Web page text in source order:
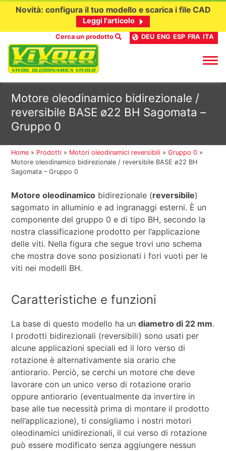
contenuto
Novità: configura il tuo modello e scarica i file CAD
Leggi l'articolo
Cerca un prodotto DEU ENG ESP FRA ITA
Motore oleodinamico bidirezionale /
reversibile BASE ø22 BH Sagomata –
Gruppo 0
Home » Prodotti » Motori oleodinamici reversibili »Gruppo 0 »
Motore oleodinamico bidirezionale / reversibile BASE ø22 BH
Sagomata – Gruppo 0
Motore oleodinamico bidirezionale (reversibile)
sagomato in alluminio e ad ingranaggi esterni. È un
componente del gruppo 0 e di tipo BH, secondo la
nostra classificazione prodotto per l’applicazione
delle viti. Nella figura che segue trovi uno schema
che mostra dove sono posizionati i fori vuoti per le
viti nei modelli BH.
Caratteristiche e funzioni
La base di questo modello ha undiametro di 22 mm.
I prodotti bidirezionali (reversibili) sono usati per
alcune applicazioni speciali ed il loro verso di
rotazione è alternativamente sia orario che
antiorario. Perciò, se cerchi un motore che deve
lavorare con un unico verso di rotazione orario
oppure antiorario (eventualmente da invertire in
base alle tue necessità prima di montare il prodotto
nell’applicazione), ti consigliamo i nostri motori
oleodinamici unidirezionali, il cui verso di rotazione
può essere modificato senza aggiungere nessun